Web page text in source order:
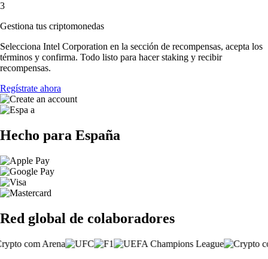
3
Gestiona tus criptomonedas
Selecciona Intel Corporation en la sección de recompensas, acepta los
términos y confirma. Todo listo para hacer staking y recibir
recompensas.
Regístrate ahora
Hecho para España
Red global de colaboradores